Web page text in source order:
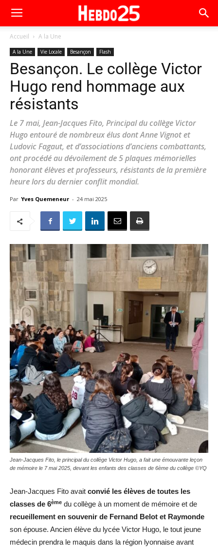
Accueil A la Une
A la Une Vie Locale Besançon Flash
Besançon. Le collège Victor
Hugo rend hommage aux
résistants
Le 7 mai, Jean-Jacques Fito, Principal du collège Victor
Hugo entouré de nombreux élus dont Anne Vignot et
Ludovic Fagaut, et d’associations d’anciens combattants,
ont procédé au dévoilement de 5 plaques mémorielles
honorant élèves et professeurs, résistants de la première
heure lors du dernier conflit mondial.
Par Yves Quemeneur - 24 mai 2025
Jean-Jacques Fito, le principal du collège Victor Hugo, a fait une émouvante leçon
de mémoire le 7 mai 2025, devant les enfants des classes de 6ème du collège ©YQ
Jean-Jacques Fito avait convié les élèves de toutes les
classes de 6ème du collège à un moment de mémoire et de
recueillement en souvenir de Fernand Belot et Raymonde
son épouse. Ancien élève du lycée Victor Hugo, le tout jeune
médecin prendra le maquis dans la région lyonnaise avant